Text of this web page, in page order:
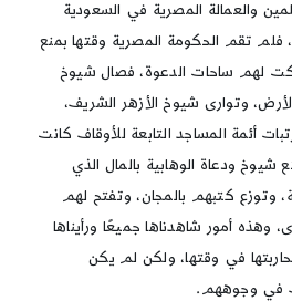
والعمالة المصرية في السعودية
فلم تقم الحكومة المصرية وقتها بمنع
لهم ساحات الدعوة، فصال شيوخ
وتوارى شيوخ الأزهر الشريف،
أئمة المساجد التابعة للأوقاف كانت
شيوخ ودعاة الوهابية بالمال الذي
وتوزع كتبهم بالمجان، وتفتح لهم
وهذه أمور شاهدناها جميعًا ورأيناها
في وقتها، ولكن لم يكن
في وجوههم.